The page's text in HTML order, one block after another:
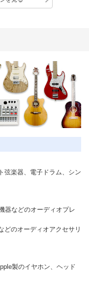
弦楽器、電子ドラム、シン
器などのオーディオプレ
どのオーディオアクセサリ
製のイヤホン、ヘッド